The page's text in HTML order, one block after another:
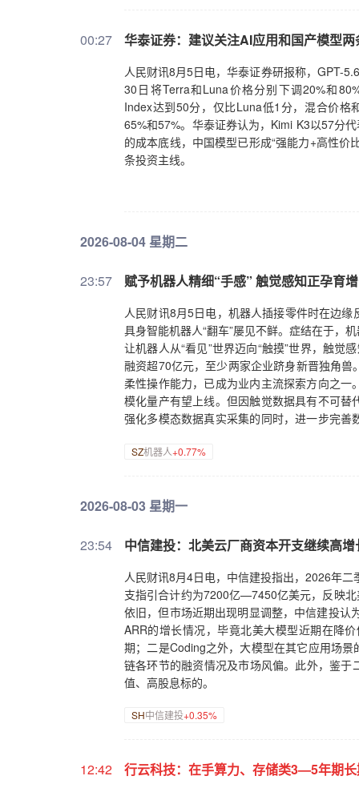
00:27 华泰证券：建议关注AI应用和国产模型
人民财讯8月5日电，华泰证券研报称，GPT-
30日将Terra和Luna价格分别下调20%和
Index达到50分，仅比Luna低1分，混合价
65%和57%。华泰证券认为，Kimi K3以57分
的成本底线，中国模型已形成“强能力+高性
条投资主线。
2026-08-04 星期二
23:57 赋予机器人精细“手感” 触觉感知正孕育
人民财讯8月5日电，机器人插接零件时在边
具身智能机器人“翻车”屡见不鲜。症结在于，
让机器人从“看见”世界迈向“触摸”世界，触
融资超70亿元，至少两家企业跻身新晋独角
柔性操作能力，已成为业内主流探索方向之
模化量产有望上线。但因触觉数据具有不可
强化多模态数据真实采集的同时，进一步完
SZ机器人+0.77%
2026-08-03 星期一
23:54 中信建投：北美云厂商资本开支继续高
人民财讯8月4日电，中信建投指出，2026年
支指引合计约为7200亿—7450亿美元，反映
依旧，但市场近期出现明显调整，中信建投认
ARR的增长情况，毕竟北美大模型近期在降
期；二是Coding之外，大模型在其它应用场
链各环节的融资情况及市场风偏。此外，鉴
值、高股息标的。
SH中信建投+0.35%
12:42 行云科技：在手算力、存储类3—5年期